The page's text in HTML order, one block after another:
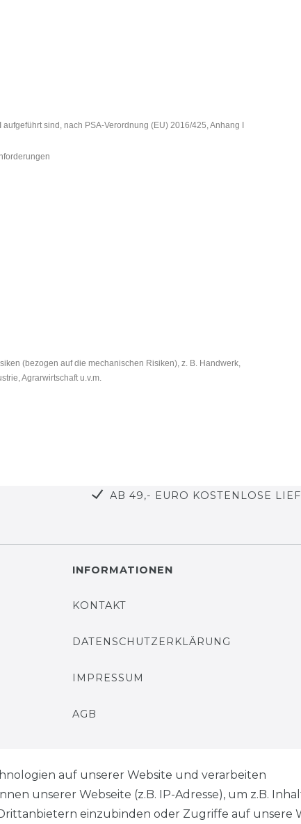
sind, nach PSA-Verordnung (EU) 2016/425, Anhang I
(bezogen auf die mechanischen Risiken), z. B. Handwerk,
Agrarwirtschaft u.v.m.
AB 49,- EURO KOSTENLOSE
INFORMATIONEN
KONTAKT
DATENSCHUTZERKLÄRUNG
IMPRESSUM
AGB
auf unserer Website und verarbeiten
unserer Webseite (z.B. IP-Adresse), um z.B.
einzubinden oder Zugriffe auf unsere